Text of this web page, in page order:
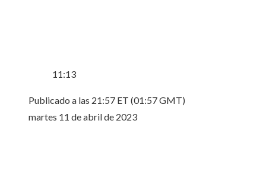
11:13
Publicado a las 21:57 ET (01:57 GMT)
martes 11 de abril de 2023